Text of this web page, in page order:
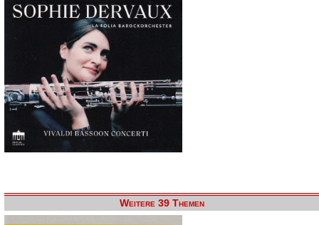
Weitere 39 Themen